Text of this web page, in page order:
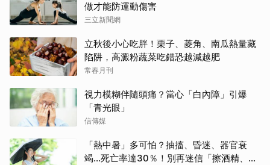
做才能防運動傷害
三立新聞網
立秋後小心吃胖！栗子、菱角、南瓜熱量藏
陷阱，高澱粉蔬菜吃錯恐越減越肥
常春月刊
視力模糊伴隨頭痛？當心「白內障」引爆
「青光眼」
信傳媒
「熱中暑」多可怕？抽搐、昏迷、器官衰
竭…死亡率達30％！別再迷信「擦酒精、吃